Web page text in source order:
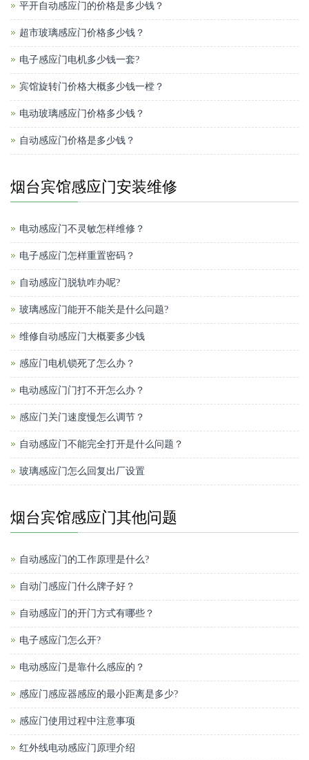
平开自动感应门的价格是多少钱？
超市玻璃感应门价格多少钱？
电子感应门电机多少钱一套?
宾馆旋转门价格大概多少钱一樘？
电动玻璃感应门价格多少钱？
自动感应门价格是多少钱？
烟台宾馆感应门安装维修
电动感应门不灵敏怎样维修？
电子感应门怎样重置密码？
自动感应门脱轨咋办呢?
玻璃感应门能开不能关是什么问题?
维修自动感应门大概要多少钱
感应门电机锁死了怎么办？
电动感应门门打不开怎么办？
感应门关门速度慢怎么调节？
自动感应门不能完全打开是什么问题？
玻璃感应门怎么回复出厂设置
烟台宾馆感应门其他问题
自动感应门的工作原理是什么?
自动门感应门什么牌子好？
自动感应门的开门方式有哪些？
电子感应门怎么开?
电动感应门是靠什么感应的？
感应门感应器感应的最小距离是多少?
感应门使用过程中注意事项
红外线电动感应门原理介绍